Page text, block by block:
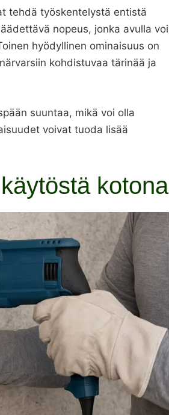
tehdä työskentelystä entistä
nopeus, jonka avulla voi
hyödyllinen ominaisuus on
kohdistuvaa tärinää ja
suuntaa, mikä voi olla
voivat tuoda lisää
kotona